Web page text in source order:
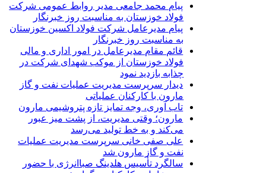
پیام محمد جامعی مدیر روابط عمومی شرکت
فولاد خوزستان به مناسبت روز خبرنگار
پیام مدیرعامل شرکت فولاد اکسین خوزستان
به مناسبت روز خبرنگار
قائم مقام مدیرعامل در امور اداری و مالی
فولاد خوزستان از موکب شهدای شرکت در
چذابه بازدید نمود
دیدار سرپرست مدیریت عملیات نفت و گاز
مارون با کارکنان عملیاتی
تاب آوری، وجه تمایز تازه پتروشیمی مارون
مارون؛ وقتی مدیریت، از پشت میز عبور
می‌کند و به خط تولید می‌رسد
علی صفی خانی سرپرست مدیریت عملیات
نفت و گاز مارون شد
سالگرد تأسیس هلدینگ صباانرژی با حضور